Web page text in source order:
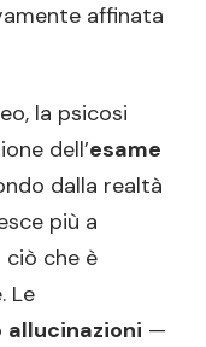
sostanze o
condizione
chiarimento
affinata
la psicosi
dell’esame
dalla realtà
più a
ciò che è
Le
allucinazioni —